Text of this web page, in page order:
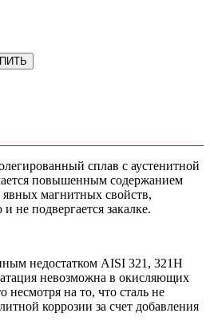
сплав с аустенитной
повышенным содержанием
магнитных свойств,
не подвергается закалке.
недостатком AISI 321, 321H
невозможна в окисляющих
на то, что сталь не
коррозии за счет добавления